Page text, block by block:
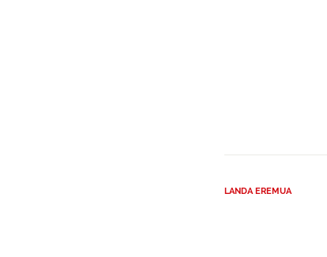
LANDA EREMUA